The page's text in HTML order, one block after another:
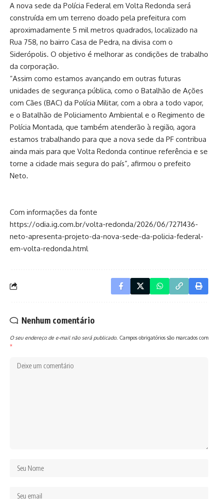
A nova sede da Polícia Federal em Volta Redonda será
construída em um terreno doado pela prefeitura com
aproximadamente 5 mil metros quadrados, localizado na
Rua 758, no bairro Casa de Pedra, na divisa com o
Siderópolis. O objetivo é melhorar as condições de trabalho
da corporação.
“Assim como estamos avançando em outras futuras
unidades de segurança pública, como o Batalhão de Ações
com Cães (BAC) da Polícia Militar, com a obra a todo vapor,
e o Batalhão de Policiamento Ambiental e o Regimento de
Polícia Montada, que também atenderão à região, agora
estamos trabalhando para que a nova sede da PF contribua
ainda mais para que Volta Redonda continue referência e se
torne a cidade mais segura do país”, afirmou o prefeito
Neto.
Com informações da fonte
https://odia.ig.com.br/volta-redonda/2026/06/7271436-
neto-apresenta-projeto-da-nova-sede-da-policia-federal-
em-volta-redonda.html
Nenhum comentário
O seu endereço de e-mail não será publicado. Campos obrigatórios são marcados com
*